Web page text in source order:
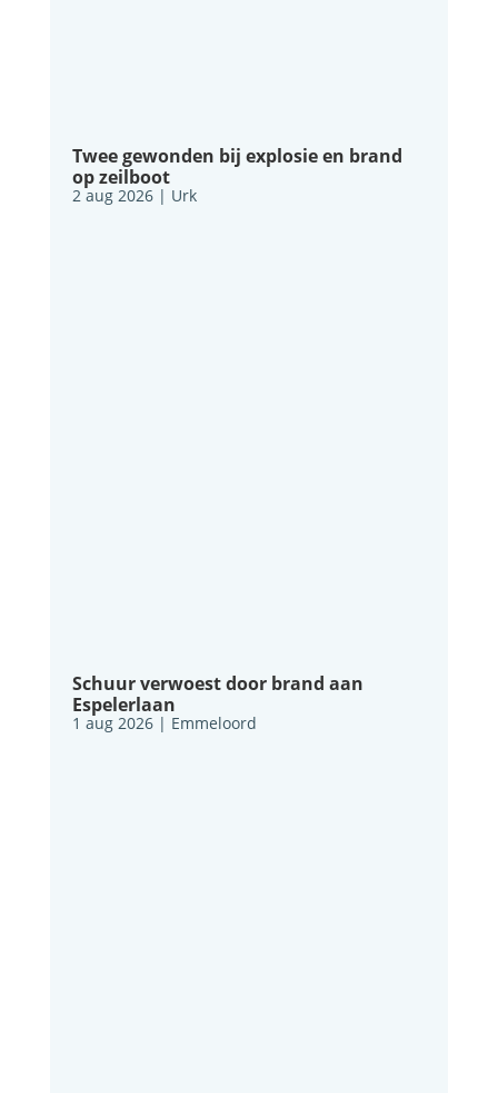
Twee gewonden bij explosie en brand
op zeilboot
2 aug 2026| Urk
Schuur verwoest door brand aan
Espelerlaan
1 aug 2026| Emmeloord